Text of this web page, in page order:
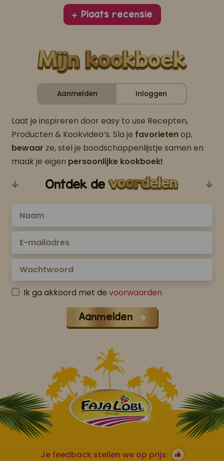
Plaats recensie
Aanmelden Inloggen
Laat je inspireren door easy to use Recepten,
Producten & Kookvideo’s. Sla je favorietenop,
bewaar ze, stel je boodschappenlijstje samen en
maak je eigen persoonlijke kookboek!
Ontdek de
Ik ga akkoord met de voorwaarden
Aanmelden
Je feedback stellen we op prijs: